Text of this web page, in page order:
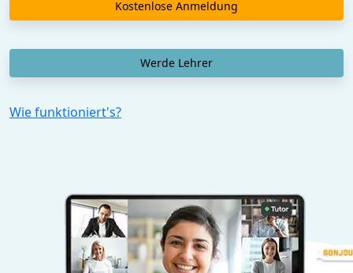
Kostenlose Anmeldung
Werde Lehrer
Wie funktioniert's?